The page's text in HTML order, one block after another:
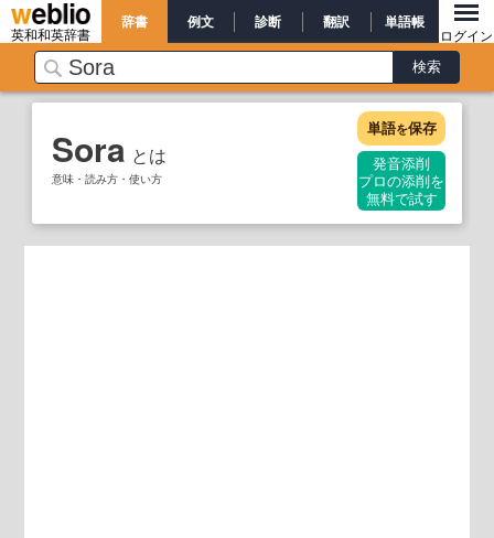
英和和英辞書
辞書 例文 診断 翻訳 単語帳
ログイン
Sora とは
意味・読み方・使い方
単語を保存
発音添削
プロの添削を
無料で試す